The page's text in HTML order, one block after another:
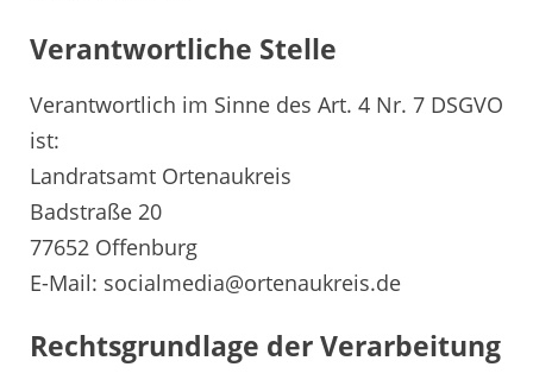
Verantwortliche Stelle
Verantwortlich im Sinne des Art. 4 Nr. 7 DSGVO
ist:
Landratsamt Ortenaukreis
Badstraße 20
77652 Offenburg
E-Mail: socialmedia@ortenaukreis.de
Rechtsgrundlage der Verarbeitung